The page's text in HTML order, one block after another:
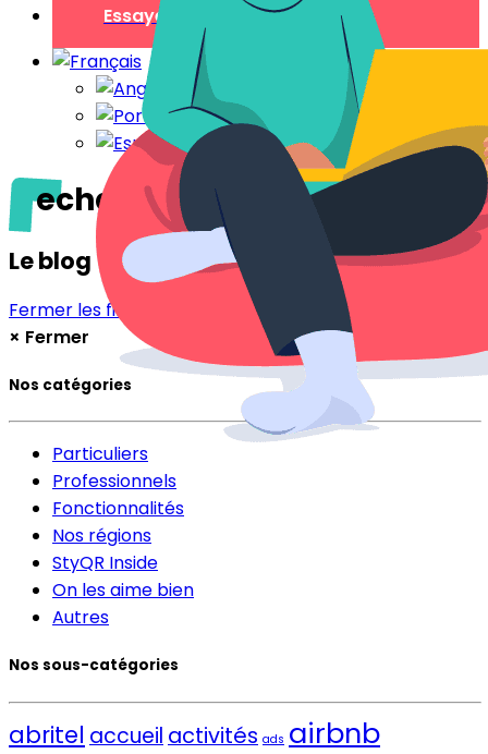
Essayer gratuitement
echange de maison
Le blog
Fermer les filtres
× Fermer
Nos catégories
Particuliers
Professionnels
Fonctionnalités
Nos régions
StyQR Inside
On les aime bien
Autres
Nos sous-catégories
abritel accueil activités ads airbnb